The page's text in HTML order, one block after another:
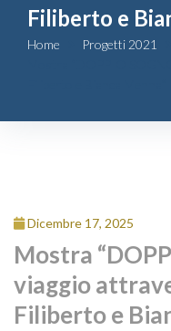
Contributi
Complesso
Filiberto e
Home
Progetti 2021
Dicembre 17, 2025
Mostra
viaggio
Filiberto e